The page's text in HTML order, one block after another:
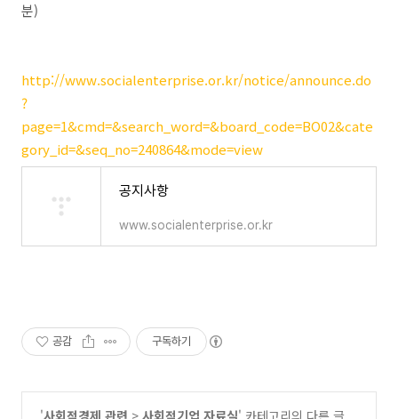
분)
http://www.socialenterprise.or.kr/notice/announce.do
?
page=1&cmd=&search_word=&board_code=BO02&cate
gory_id=&seq_no=240864&mode=view
공지사항
www.socialenterprise.or.kr
공감 구독하기
'사회적경제 관련 > 사회적기업 자료실' 카테고리의 다른 글